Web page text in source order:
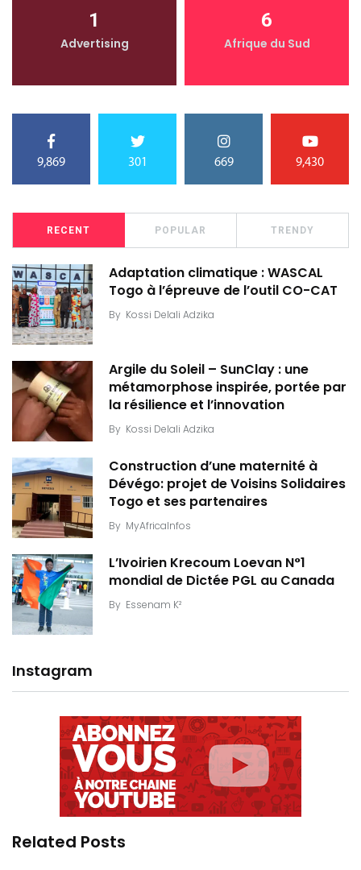
1
Advertising
6
Afrique du Sud
9,869 301 669 9,430
RECENT POPULAR TRENDY
Adaptation climatique : WASCAL
Togo à l’épreuve de l’outil CO-CAT
By Kossi Delali Adzika
Argile du Soleil – SunClay : une
métamorphose inspirée, portée par
la résilience et l’innovation
By Kossi Delali Adzika
Construction d’une maternité à
Dévégo: projet de Voisins Solidaires
Togo et ses partenaires
By MyAfricaInfos
L’Ivoirien Krecoum Loevan N°1
mondial de Dictée PGL au Canada
By Essenam K²
Instagram
Related Posts